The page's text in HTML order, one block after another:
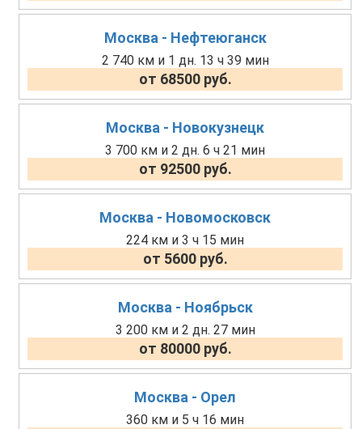
Москва - Нефтеюганск
2 740 км и 1 дн. 13 ч 39 мин
от 68500 руб.
Москва - Новокузнецк
3 700 км и 2 дн. 6 ч 21 мин
от 92500 руб.
Москва - Новомосковск
224 км и 3 ч 15 мин
от 5600 руб.
Москва - Ноябрьск
3 200 км и 2 дн. 27 мин
от 80000 руб.
Москва - Орел
360 км и 5 ч 16 мин